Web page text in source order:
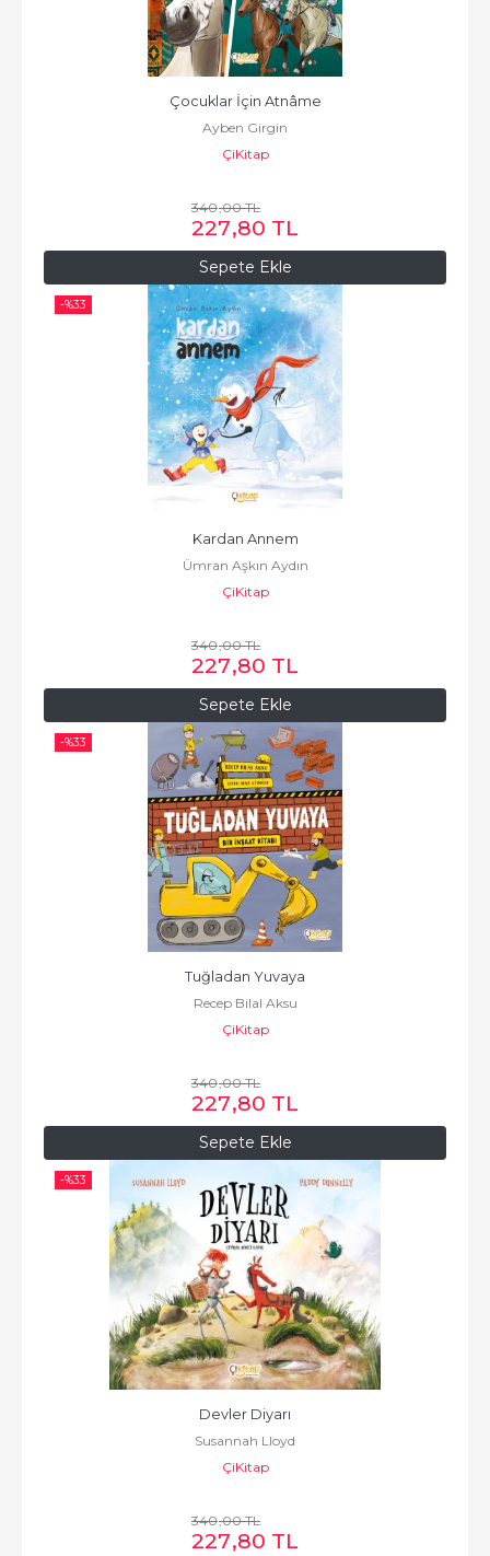
Sepete Ekle
Çocuklar İçin Atnâme
Ayben Girgin
ÇiKitap
340,00TL
227,80 TL
-%33
Sepete Ekle
Kardan Annem
Ümran Aşkın Aydın
ÇiKitap
340,00TL
227,80 TL
-%33
Sepete Ekle
Tuğladan Yuvaya
Recep Bilal Aksu
ÇiKitap
340,00TL
227,80 TL
-%33
Devler Diyarı
Susannah Lloyd
ÇiKitap
340,00TL
227,80 TL